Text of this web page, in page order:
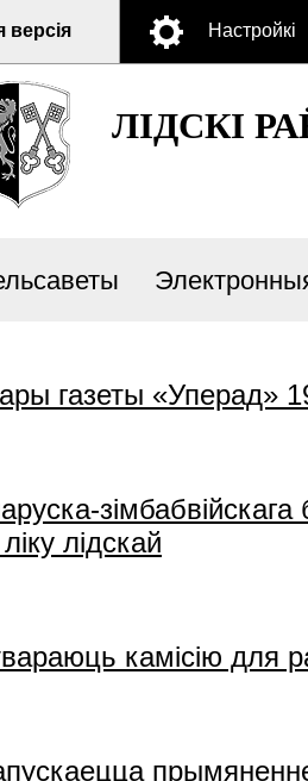
версія Настройкі
ЛIДСКI
газеты «Уперад»
лідскай
камісію для